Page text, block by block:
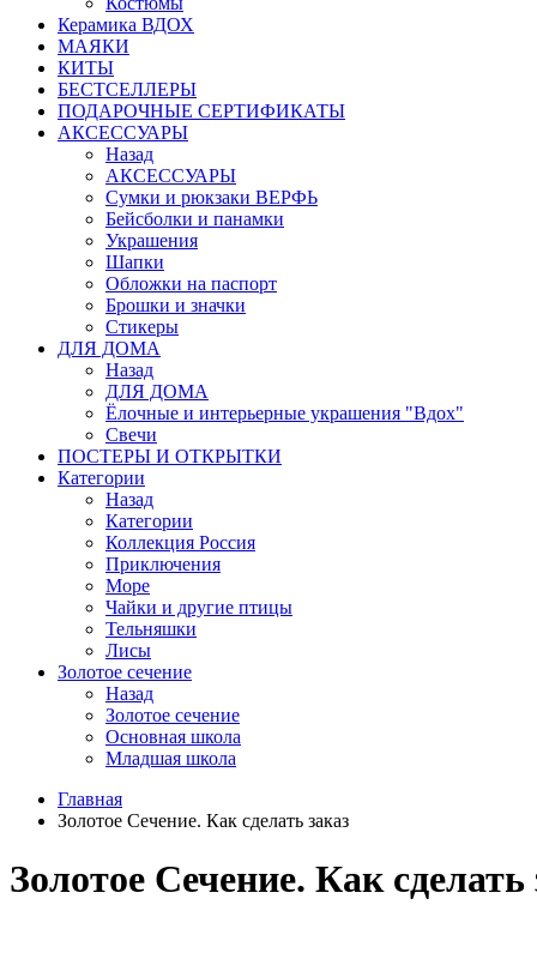
Керамика ВДОХ
МАЯКИ
КИТЫ
БЕСТСЕЛЛЕРЫ
ПОДАРОЧНЫЕ СЕРТИФИКАТЫ
АКСЕССУАРЫ
Назад
АКСЕССУАРЫ
Сумки и рюкзаки ВЕРФЬ
Бейсболки и панамки
Украшения
Шапки
Обложки на паспорт
Брошки и значки
Стикеры
ДЛЯ ДОМА
Назад
ДЛЯ ДОМА
Ёлочные и интерьерные украшения "Вдох"
Свечи
ПОСТЕРЫ И ОТКРЫТКИ
Категории
Назад
Категории
Коллекция Россия
Приключения
Море
Чайки и другие птицы
Тельняшки
Лисы
Золотое сечение
Назад
Золотое сечение
Основная школа
Младшая школа
Главная
Золотое Сечение. Как сделать заказ
Золотое Сечение. Как сделать